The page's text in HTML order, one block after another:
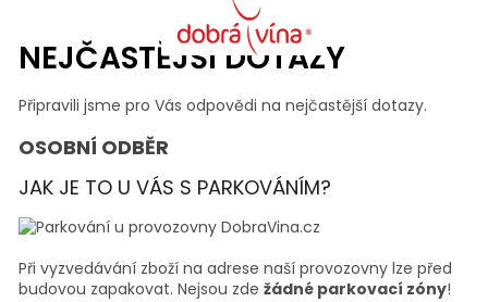
NEJČASTĚJŠÍ DOTAZY
Připravili jsme pro Vás odpovědi na nejčastější dotazy.
OSOBNÍ ODBĚR
JAK JE TO U VÁS S PARKOVÁNÍM?
Při vyzvedávání zboží na adrese naší provozovny lze před
budovou zapakovat. Nejsou zde žádné parkovací zóny!